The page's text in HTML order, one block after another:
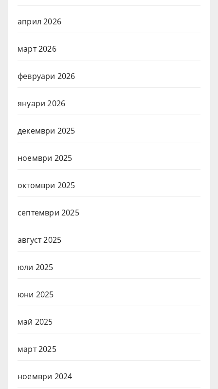
април 2026
март 2026
февруари 2026
януари 2026
декември 2025
ноември 2025
октомври 2025
септември 2025
август 2025
юли 2025
юни 2025
май 2025
март 2025
ноември 2024